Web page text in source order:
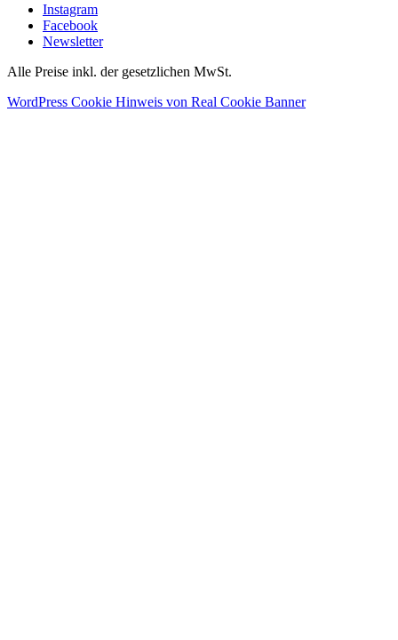
Instagram
Facebook
Newsletter
Alle Preise inkl. der gesetzlichen MwSt.
WordPress Cookie Hinweis von Real Cookie Banner